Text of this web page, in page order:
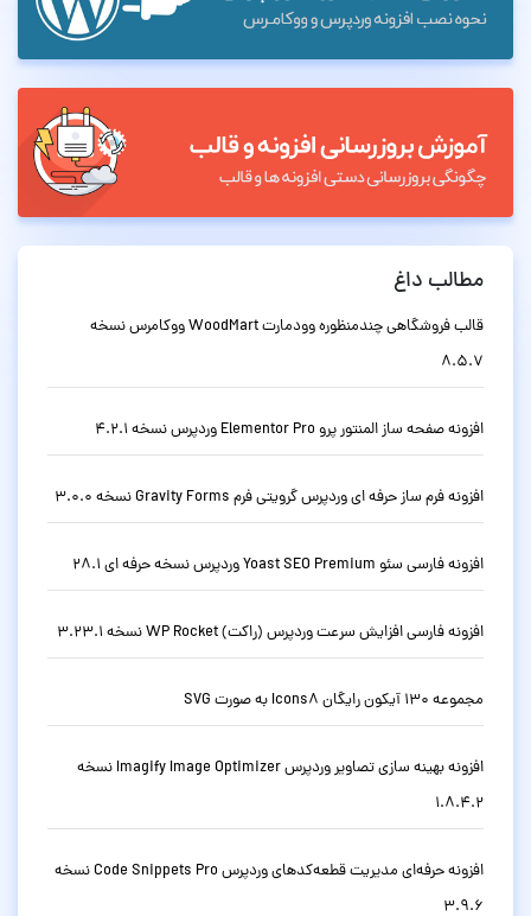
مطالب داغ
قالب فروشگاهی چندمنظوره وودمارت WoodMart ووکامرس نسخه
8.5.7
افزونه صفحه ساز المنتور پرو Elementor Pro وردپرس نسخه 4.2.1
افزونه فرم ساز حرفه ای وردپرس گرویتی فرم Gravity Forms نسخه 3.0.0
افزونه فارسی سئو Yoast SEO Premium وردپرس نسخه حرفه ای 28.1
افزونه فارسی افزایش سرعت وردپرس (راکت) WP Rocket نسخه 3.23.1
مجموعه 130 آیکون رایگان Icons8 به صورت SVG
افزونه بهینه سازی تصاویر وردپرس Imagify Image Optimizer نسخه
1.8.4.2
افزونه حرفه‌ای مدیریت قطعه‌کدهای وردپرس Code Snippets Pro نسخه
3.9.6